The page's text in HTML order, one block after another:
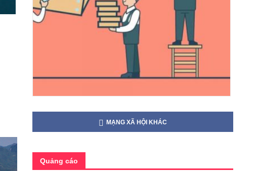
MẠNG XÃ HỘI KHÁC
Quảng cáo